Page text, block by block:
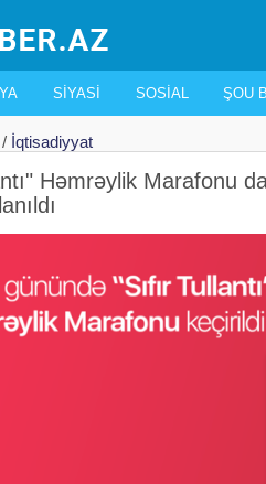
SIYASI SOSIAL ŞOU
/ İqtisadiyyat
Həmrəylik Marafonu